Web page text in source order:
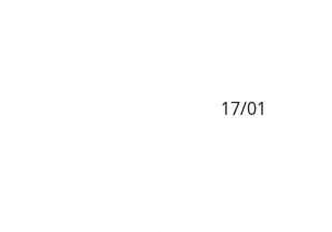
17/01